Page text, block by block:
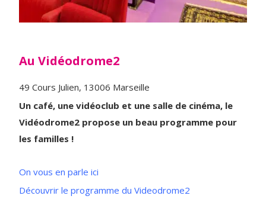
Au Vidéodrome2
49 Cours Julien, 13006 Marseille
Un café, une vidéoclub et une salle de cinéma, le
Vidéodrome2 propose un beau programme pour
les familles !
On vous en parle ici
Découvrir le programme du Videodrome2